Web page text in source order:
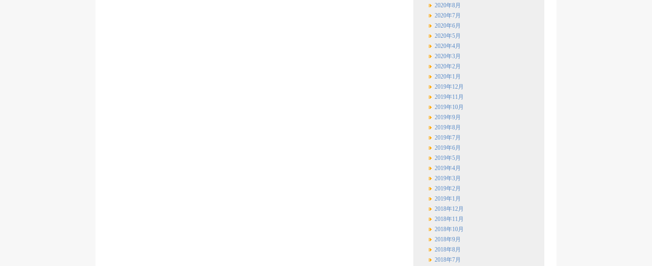
2020年8月
2020年7月
2020年6月
2020年5月
2020年4月
2020年3月
2020年2月
2020年1月
2019年12月
2019年11月
2019年10月
2019年9月
2019年8月
2019年7月
2019年6月
2019年5月
2019年4月
2019年3月
2019年2月
2019年1月
2018年12月
2018年11月
2018年10月
2018年9月
2018年8月
2018年7月